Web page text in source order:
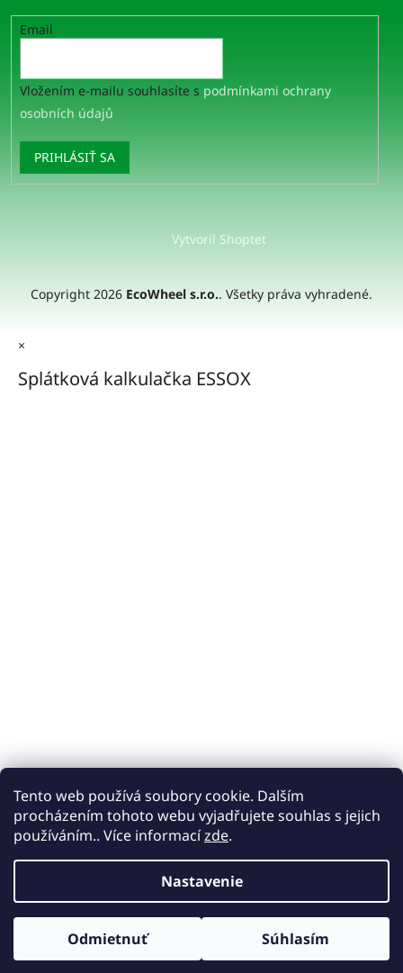
Tento web používá soubory cookie. Dalším
procházením tohoto webu vyjadřujete souhlas s jejich
používáním.. Více informacízde.
Nastavenie
Odmietnuť Súhlasím
Email
Vložením e-mailu souhlasíte s podmínkami ochrany
osobních údajů
PRIHLÁSIŤ SA
Vytvoril Shoptet
Copyright 2026 EcoWheel s.r.o.. Všetky práva vyhradené.
×
Splátková kalkulačka ESSOX